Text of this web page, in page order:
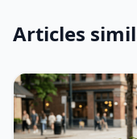
Articles